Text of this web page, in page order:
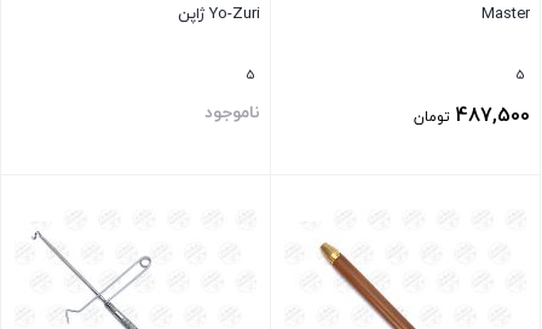
Master
5
487,500 تومان
Yo-Zuri ژاپن
5
ناموجود